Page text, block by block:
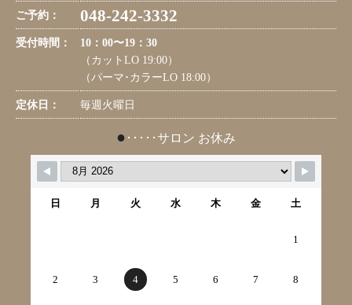
ご予約： 048-242-3332
受付時間：
10：00〜19：30
（カットLO 19:00）
（パーマ･カラーLO 18:00）
定休日： 毎週火曜日
● ･････サロン お休み
日 月 火 水 木 金 土
1
2 3 4 5 6 7 8